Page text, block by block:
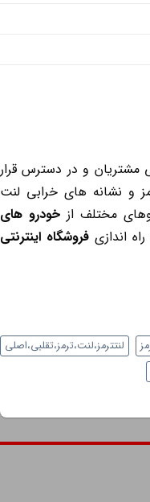
و در دسترس قرار
و نشانه های خرابی لنت
مختلف ازخودرو های
اندازیفروشگاه اینترنتی
لنتترمز،لنت،ترمز،تقلبی،اصلی